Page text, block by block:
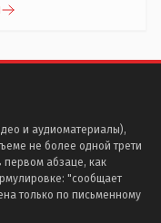
и аудиоматериалы),
не более одной трети
первом абзаце, как
"сообщает
только по письменному